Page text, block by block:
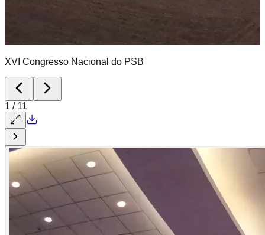
XVI Congresso Nacional do PSB
1 / 11